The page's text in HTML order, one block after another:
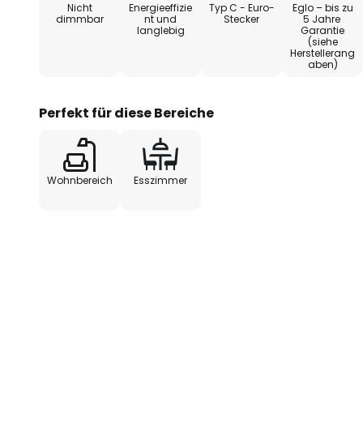
Nicht
dimmbar
Energieeffizie
nt und
langlebig
Typ C - Euro-
Stecker
Eglo – bis zu
5 Jahre
Garantie
(siehe
Herstellerang
aben)
Perfekt für diese Bereiche
Wohnbereich Esszimmer